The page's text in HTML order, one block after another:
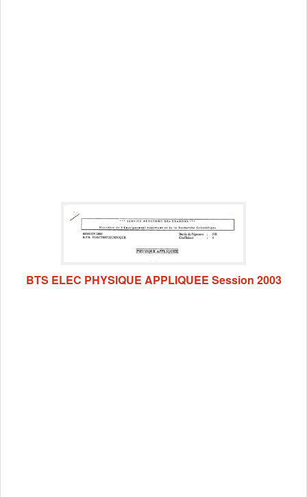
BTS ELEC PHYSIQUE APPLIQUEE Session 2003